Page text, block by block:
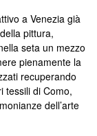
a Venezia già
pittura,
seta un mezzo
pienamente la
recuperando
tessili di Como,
dell’arte